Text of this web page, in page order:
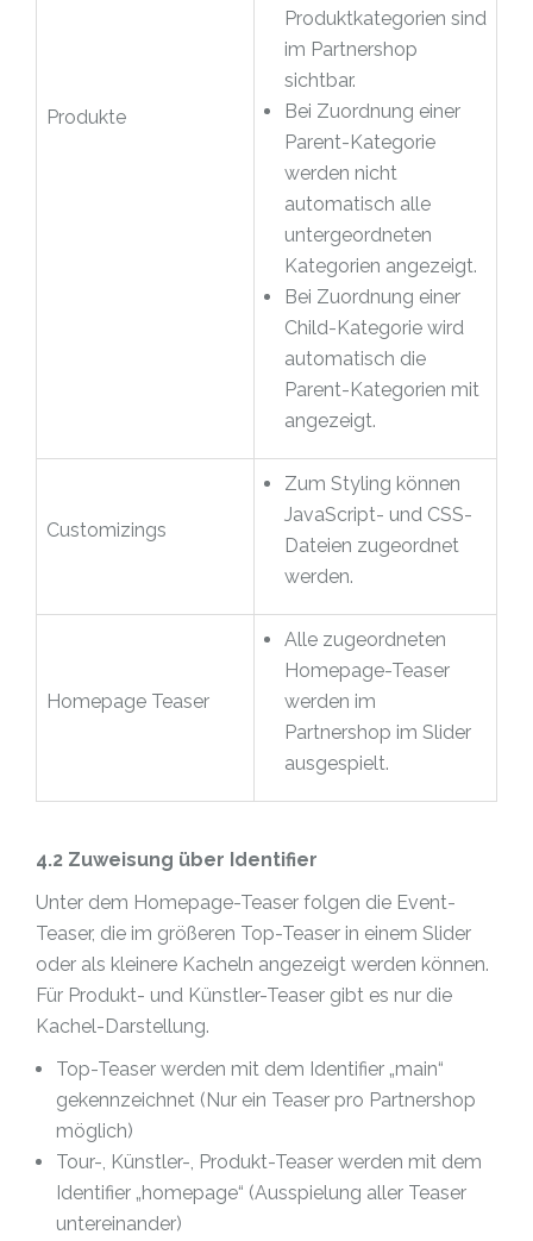
Produkte
Produktkategorien sind
im Partnershop
sichtbar.
Bei Zuordnung einer
Parent-Kategorie
werden nicht
automatisch alle
untergeordneten
Kategorien angezeigt.
Bei Zuordnung einer
Child-Kategorie wird
automatisch die
Parent-Kategorien mit
angezeigt.
Customizings
Zum Styling können
JavaScript- und CSS-
Dateien zugeordnet
werden.
Homepage Teaser
Alle zugeordneten
Homepage-Teaser
werden im
Partnershop im Slider
ausgespielt.
4.2 Zuweisung über Identifier
Unter dem Homepage-Teaser folgen die Event-
Teaser, die im größeren Top-Teaser in einem Slider
oder als kleinere Kacheln angezeigt werden können.
Für Produkt- und Künstler-Teaser gibt es nur die
Kachel-Darstellung.
Top-Teaser werden mit dem Identifier „main“
gekennzeichnet (Nur ein Teaser pro Partnershop
möglich)
Tour-, Künstler-, Produkt-Teaser werden mit dem
Identifier „homepage“ (Ausspielung aller Teaser
untereinander)